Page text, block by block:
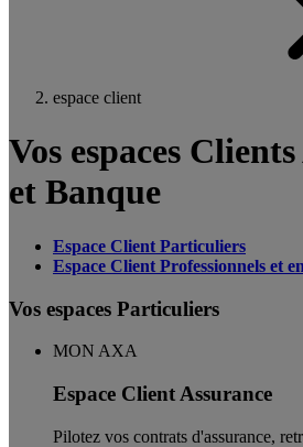
espace client
Vos espaces
et Banque
Espace Client Particuliers
Espace Client Professionnels et
Vos espaces Particuliers
MON AXA
Espace Client Assurance
Pilotez vos contrats d'assurance,